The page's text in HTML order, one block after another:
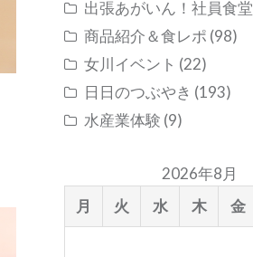
出張あがいん！社員食堂
商品紹介＆食レポ (98)
女川イベント (22)
日日のつぶやき (193)
水産業体験 (9)
2026年8月
月
火 水 木 金